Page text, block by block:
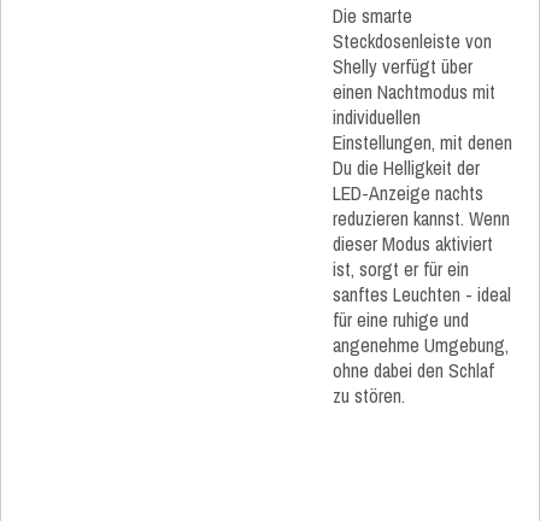
Die smarte
Steckdosenleiste von
Shelly verfügt über
einen Nachtmodus mit
individuellen
Einstellungen, mit denen
Du die Helligkeit der
LED-Anzeige nachts
reduzieren kannst. Wenn
dieser Modus aktiviert
ist, sorgt er für ein
sanftes Leuchten - ideal
für eine ruhige und
angenehme Umgebung,
ohne dabei den Schlaf
zu stören.